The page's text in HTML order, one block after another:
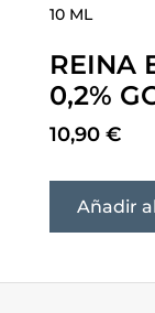
10 ML
REINA
0,2%
10,90 €
Añadir